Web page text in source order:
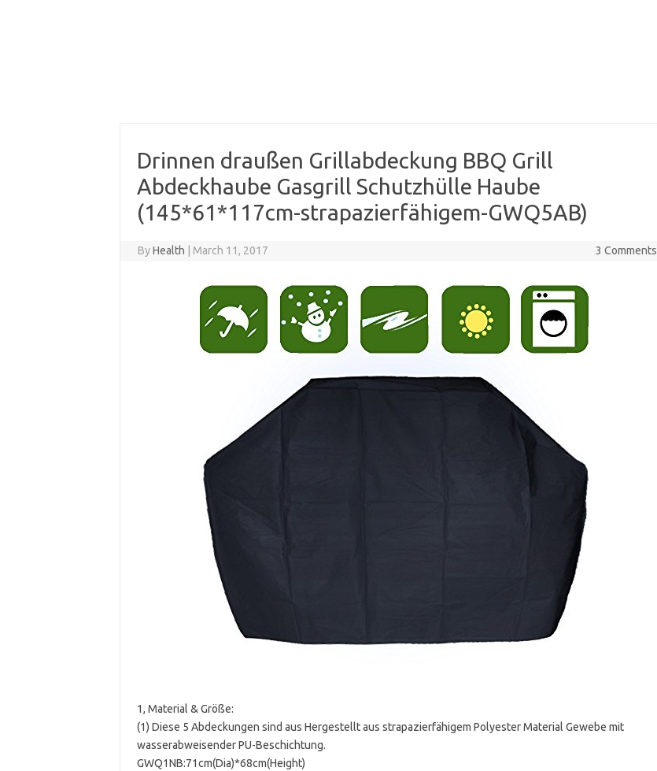
Drinnen draußen Grillabdeckung BBQ Grill
Abdeckhaube Gasgrill Schutzhülle Haube
(145*61*117cm-strapazierfähigem-GWQ5AB)
ByHealth March 11, 2017 3 Comments
1, Material & Größe:
(1) Diese 5 Abdeckungen sind aus Hergestellt aus strapazierfähigem Polyester Material Gewebe mit
wasserabweisender PU-Beschichtung.
GWQ1NB:71cm(Dia)*68cm(Height)